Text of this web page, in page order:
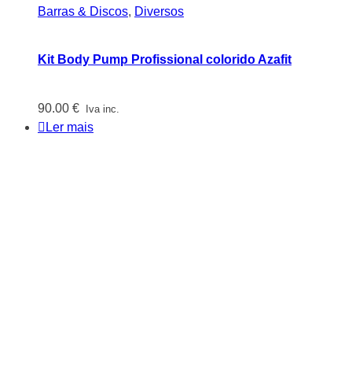
Barras & Discos, Diversos
Kit Body Pump Profissional colorido Azafit
90.00 € Iva inc.
Ler mais